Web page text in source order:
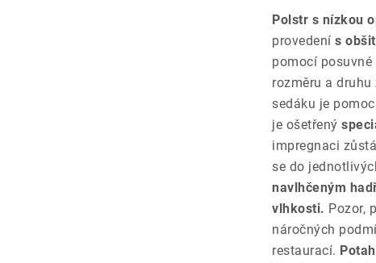
Polstr s nízkou
provedení s
pomocí
rozměru a druhu
sedáku je
je ošetřený
impregnaci
se do
navlhčeným
vlhkosti. Pozor,
náročných
restaurací. Potah